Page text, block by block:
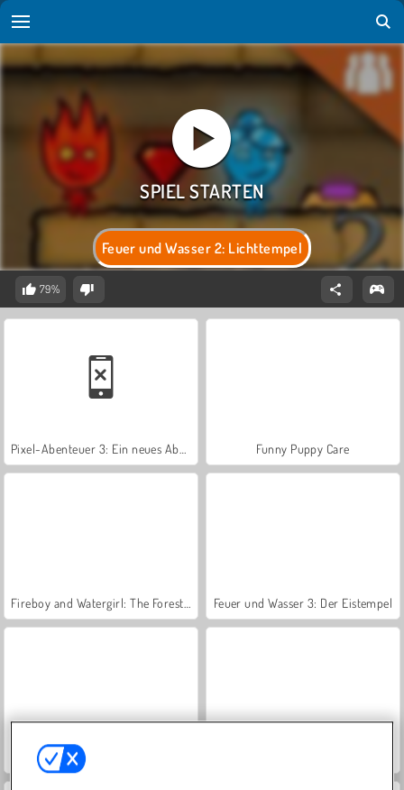
Feuer und Wasser 2: Lichttempel
79%
Funny Puppy Care
Feuer und Wasser 3: Der Eistempel
Feuer und Wasser 4: Kristalltempel